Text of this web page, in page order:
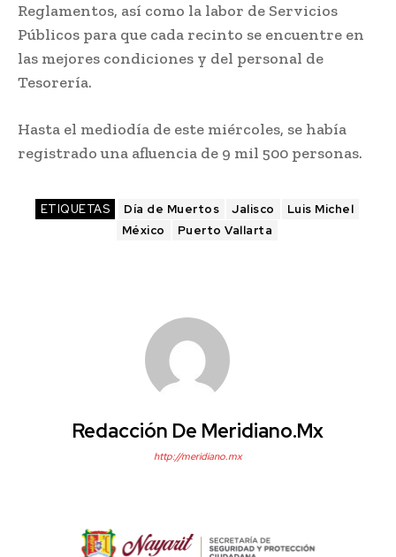
Reglamentos, así como la labor de Servicios
Públicos para que cada recinto se encuentre en
las mejores condiciones y del personal de
Tesorería.
Hasta el mediodía de este miércoles, se había
registrado una afluencia de 9 mil 500 personas.
ETIQUETAS Día de Muertos Jalisco
Luis Michel
México
Puerto Vallarta
Redacción De Meridiano.mx
http://meridiano.mx